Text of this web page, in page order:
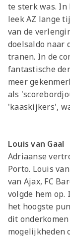
te sterk was. In
leek AZ lange
van de
doelsaldo naar
tranen. In de
fantastische
meer
als
'kaaskijkers',
Louis van Gaal
Adriaanse
Porto. Louis
van Ajax, FC
volgde hem
het hoogste
dit
mogelijkheden